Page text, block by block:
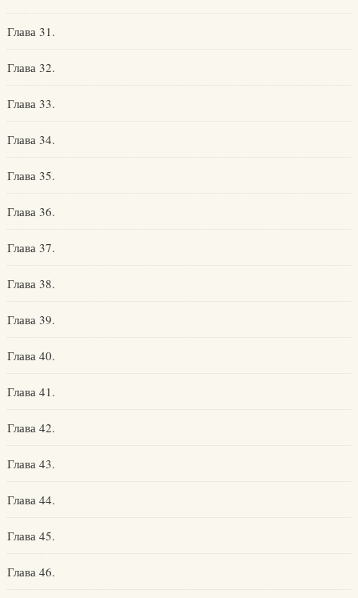
Глава 31.
Глава 32.
Глава 33.
Глава 34.
Глава 35.
Глава 36.
Глава 37.
Глава 38.
Глава 39.
Глава 40.
Глава 41.
Глава 42.
Глава 43.
Глава 44.
Глава 45.
Глава 46.